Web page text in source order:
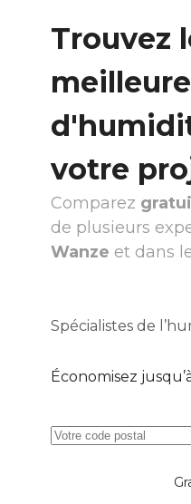
Trouvez
votre
Comparez
de plusieurs
Wanze et dans
Spécialistes de
Économisez